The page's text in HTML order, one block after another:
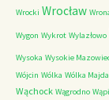
Wrocki Wrocław
Wygon Wykrot Wylazłowo
Wysoka Wysokie
Wójcin Wólka Wólka
Wąchock Wągrodno